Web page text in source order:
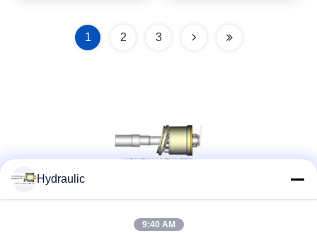
1 2 3
Hydraulic
9:40 AM